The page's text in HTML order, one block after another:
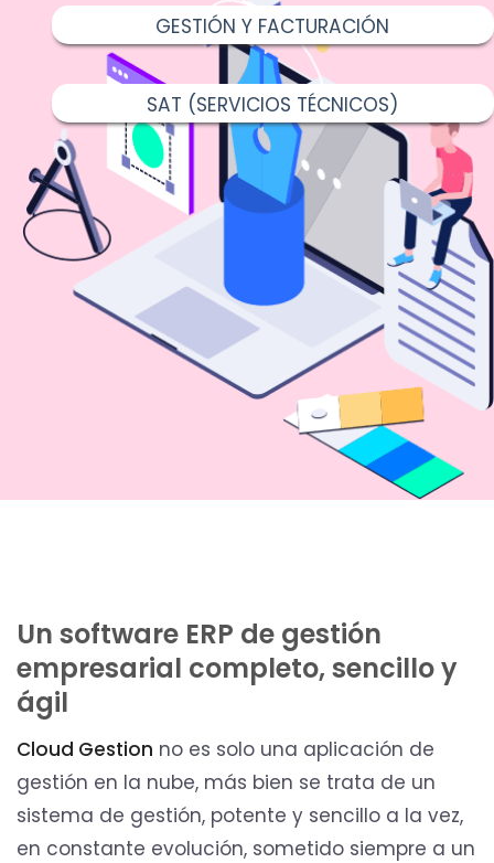
GESTIÓN Y FACTURACIÓN
SAT (SERVICIOS TÉCNICOS)
Un software ERP de gestión
empresarial completo, sencillo y
ágil
Cloud Gestion no es solo una aplicación de
gestión en la nube, más bien se trata de un
sistema de gestión, potente y sencillo a la vez,
en constante evolución, sometido siempre a un